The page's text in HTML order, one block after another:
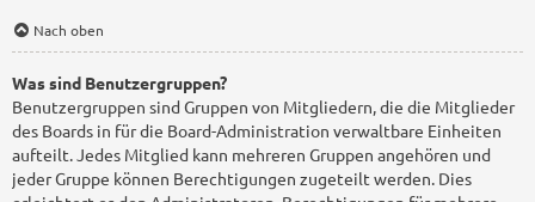
Nach oben
Was sind Benutzergruppen?
Benutzergruppen sind Gruppen von Mitgliedern, die die Mitglieder
des Boards in für die Board-Administration verwaltbare Einheiten
aufteilt. Jedes Mitglied kann mehreren Gruppen angehören und
jeder Gruppe können Berechtigungen zugeteilt werden. Dies